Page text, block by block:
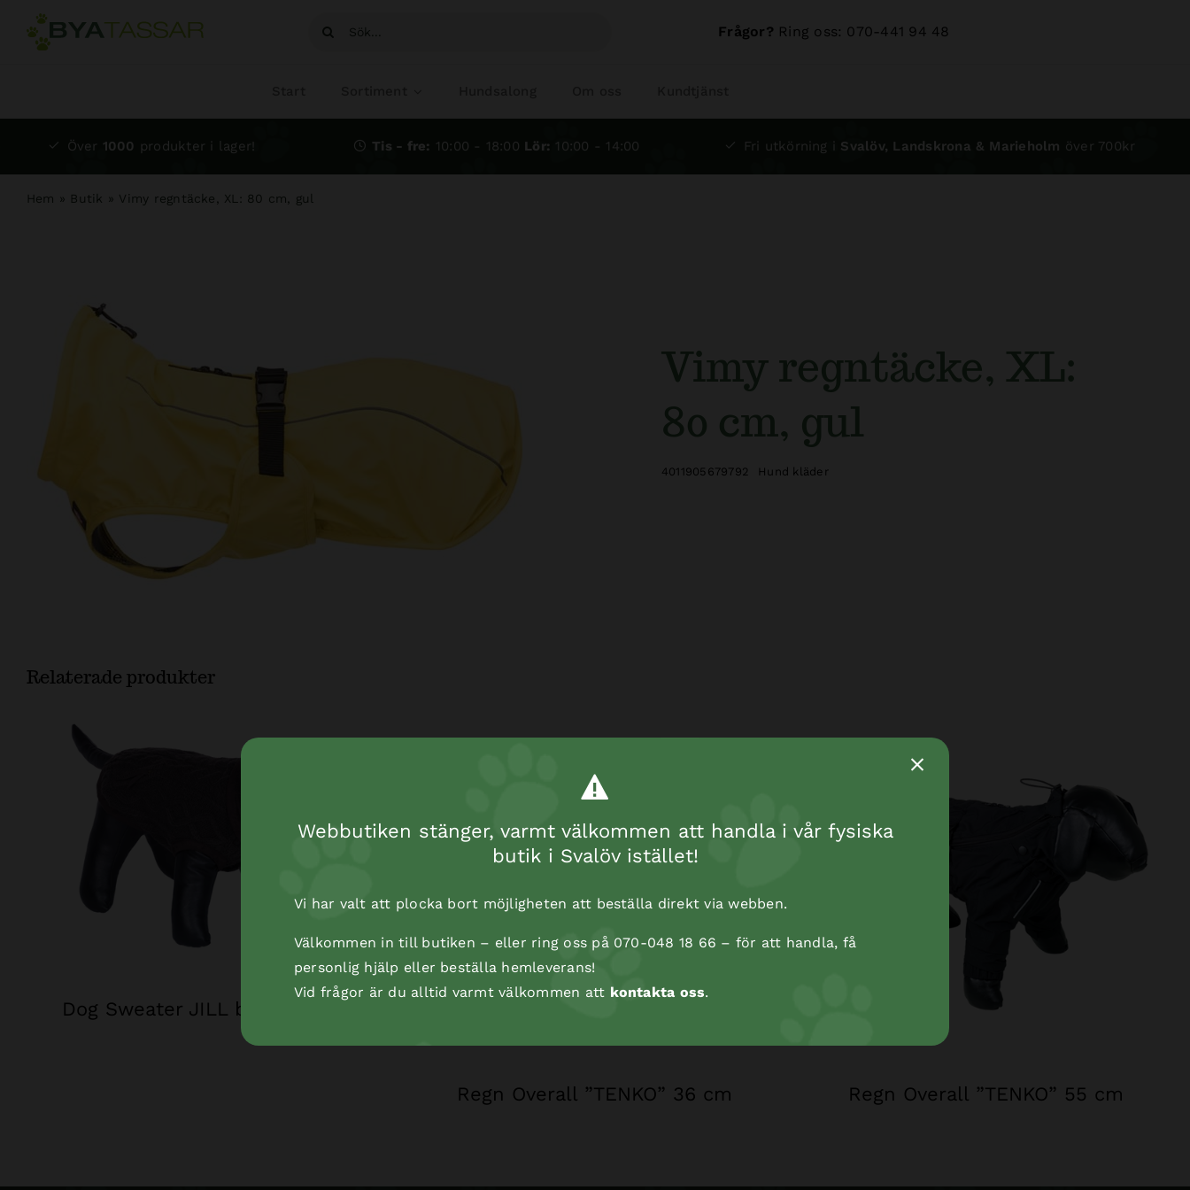
Fortsätt
Sök
Frågor? Ring oss: 070-441 94 48
Över 1000 produkter i lager! Tis - fre: 10:00 - 18:00 Lör: 10:00 - 14:00 Fri utkörning i Svalöv, Landskrona & Marieholm över 700kr
Hem » Butik » Vimy regntäcke, XL: 80 cm, gul
Vimy regntäcke, XL:
80 cm, gul
4011905679792 Hund kläder
Relaterade produkter
Dog Sweater JILL brun 32 cm
Regn Overall ”TENKO” 36 cm Regn Overall ”TENKO” 55 cm
Webbutiken stänger, varmt välkommen att handla i vår fysiska
butik i Svalöv istället!
Vi har valt att plocka bort möjligheten att beställa direkt via webben.
Välkommen in till butiken – eller ring oss på 070-048 18 66 – för att handla, få
personlig hjälp eller beställa hemleverans!
Vid frågor är du alltid varmt välkommen att kontakta oss.